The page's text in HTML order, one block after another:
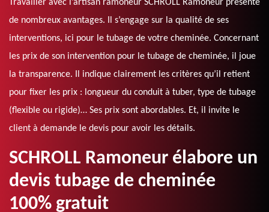
Travailler avec l’artisan ramoneur SCHROLL Ramoneur présente
de nombreux avantages. Il s’engage sur la qualité de ses
interventions, ici pour le tubage de votre cheminée. Concernant
les prix de son intervention pour le tubage de cheminée, il joue
la transparence. Il indique clairement les critères qu’il retient
pour fixer les prix : longueur du conduit à tuber, type de tubage
(flexible ou rigide)… Ses prix sont abordables. Et, il invite le
client à demande le devis pour avoir les détails.
SCHROLL Ramoneur élabore un
devis tubage de cheminée
100% gratuit